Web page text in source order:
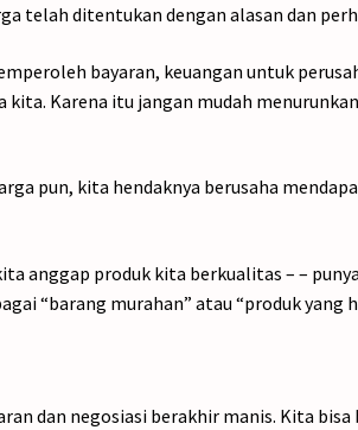
telah ditentukan dengan alasan dan
bayaran, keuangan untuk
kita. Karena itu jangan mudah
pun, kita hendaknya berusaha
anggap produk kita berkualitas – –
“barang murahan” atau “produk yang
dan negosiasi berakhir manis. Kita